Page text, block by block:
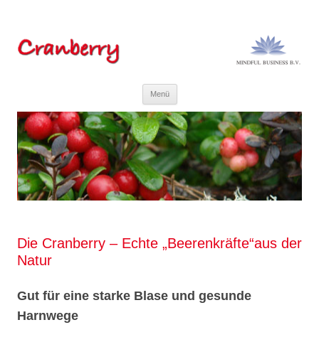
Menü
Die Cranberry – Echte „Beerenkräfte“aus der
Natur
Gut für eine starke Blase und gesunde
Harnwege